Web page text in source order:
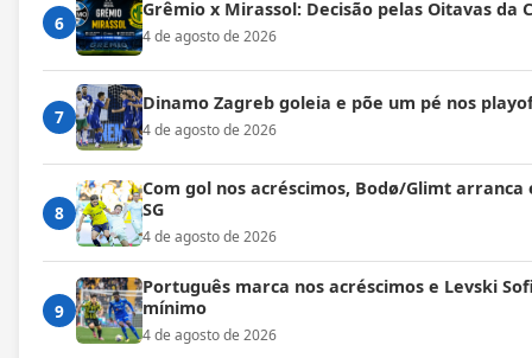
6
Grêmio x Mirassol: Decisão pelas Oitavas da
4 de agosto de 2026
7
Dinamo Zagreb goleia e põe um pé nos
4 de agosto de 2026
8
Com gol nos acréscimos, Bodø/Glimt
SG
4 de agosto de 2026
9
Português marca nos acréscimos e Levski
mínimo
4 de agosto de 2026